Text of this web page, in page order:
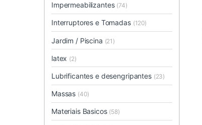
Impermeabilizantes (74)
Interruptores e Tomadas (120)
Jardim / Piscina (21)
latex (2)
Lubrificantes e desengripantes (23)
Massas (40)
Materiais Basicos (58)